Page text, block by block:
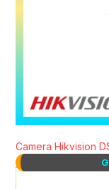
Camera Hikvision